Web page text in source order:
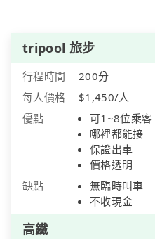
tripool 旅步
行程時間
200分
每人價格
$1,450/人
優點
可1~8位乘客
哪裡都能接
保證出車
價格透明
缺點
無臨時叫車
不收現金
高鐵